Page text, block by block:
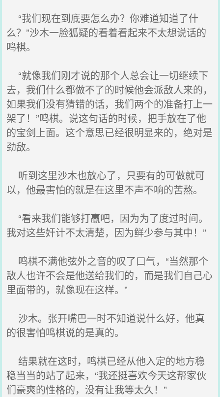
“我们现在到底要怎么办？你难道知道了什
么？”沙木一脸狐疑的看着看起来不太想说话的
鸣棋。
“就像我们刚才说的那个人总会让一切继续下
去，我们什么都做不了的时候他会派敌人来的，
如果我们没有猜错的话，我们两个的准备打上一
架了！”鸣棋。说这句话的时候，把手放在了他
的宝剑上面。这个意思已经很明显来的，绝对是
劲敌。
听到这里沙木也放心了，只要有的可做就可
以，他最害怕的就是在这里不声不响的苦熬。
“看来我们能够打赢吧，因为为了度过时间。
我对这些奸计不太清楚，因为鲜少参与其中！”
鸣棋不满他弦外之音的叹了口气，“当然那个
敌人也许不会是他送给我们的，而是我们自己心
里面带的，就像现在这样。”
沙木。张开嘴巴一时不知道说什么好，他真
的很害怕鸣棋说的是真的。
结果就在这时，鸣棋已经从他入定的地方稳
稳当当的站了起来，“我还挺喜欢今天这帮家伙
们豪爽的性格的，没有让我等太久！”